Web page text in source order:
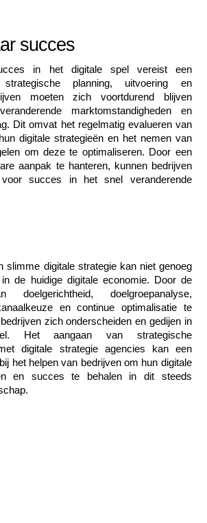
succes
in het digitale spel vereist een
planning, uitvoering en
moeten zich voortdurend blijven
marktomstandigheden en
Dit omvat het regelmatig evalueren van
digitale strategieën en het nemen van
om deze te optimaliseren. Door een
aanpak te hanteren, kunnen bedrijven
succes in het snel veranderende
slimme digitale strategie kan niet genoeg
de huidige digitale economie. Door de
doelgroepanalyse,
en continue optimalisatie te
zich onderscheiden en gedijen in
Het aangaan van strategische
digitale strategie agencies kan een
het helpen van bedrijven om hun digitale
en succes te behalen in dit steeds